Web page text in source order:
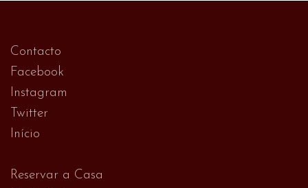
Contacto
Facebook
Instagram
Twitter
Início
Reservar a Casa